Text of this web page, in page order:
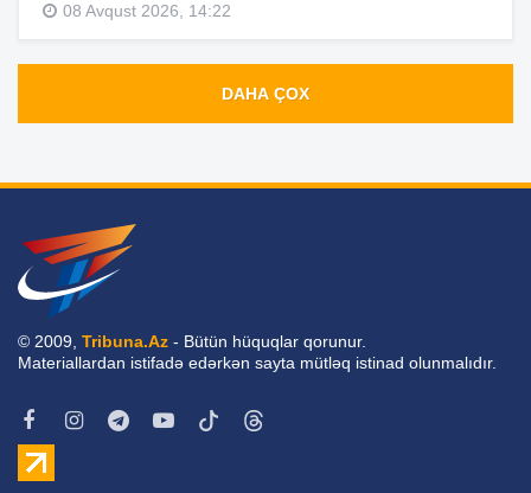
08 Avqust 2026, 14:22
DAHA ÇOX
© 2009, Tribuna.Az - Bütün hüquqlar qorunur.
Materiallardan istifadə edərkən sayta mütləq istinad olunmalıdır.